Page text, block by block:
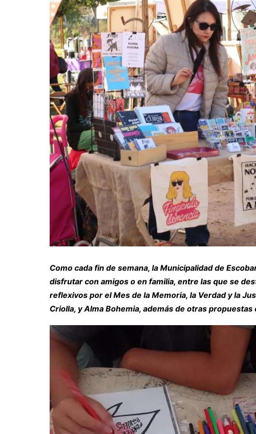
Como cada fin de semana, la Municipalidad de
disfrutar con amigos o en familia, entre las que se
reflexivos por el Mes de la Memoria, la Verdad y la
Criolla, y Alma Bohemia, además de otras propuestas